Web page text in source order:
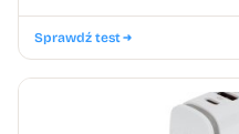
Sprawdź test